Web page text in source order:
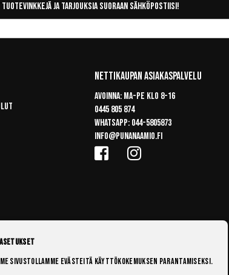
tuotevinkkejä ja tarjouksia suoraan sähköpostiisi!
Nettikaupan Asiakaspalvelu
Avoinna: Ma-pe klo 8-16
0445 805 874
Whatsapp: 044-5805873
info@punanaamio.fi
sivustollamme evästeitä käyttökokemuksen parantamiseksi.